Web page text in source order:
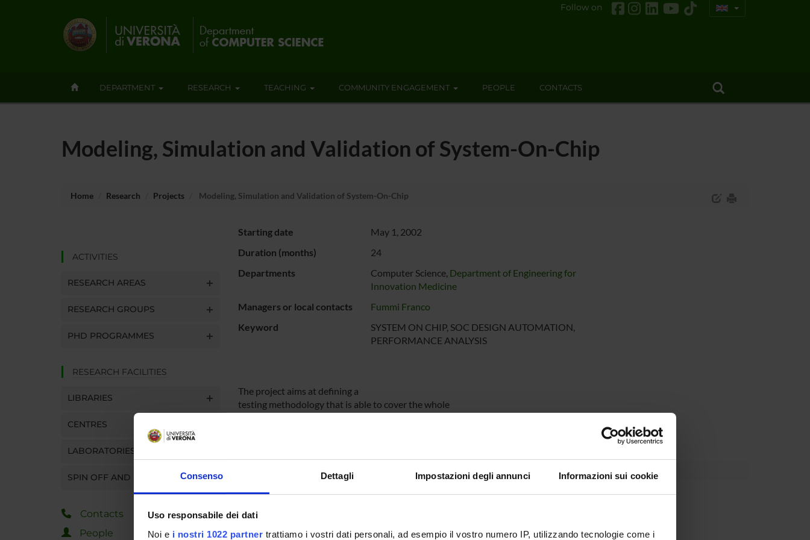
Consenso Dettagli Impostazioni degli annunci Informazioni sui cookie
Uso responsabile dei dati
Noi e i nostri 1022 partner trattiamo i vostri dati personali, ad esempio il vostro numero IP, utilizzando tecnologie come i
Follow on
DEPARTMENT RESEARCH TEACHING COMMUNITY ENGAGEMENT PEOPLE CONTACTS
Modeling, Simulation and Validation of System-On-Chip
Home Research Projects Modeling, Simulation and Validation of System-On-Chip
ACTIVITIES
RESEARCH AREAS
RESEARCH GROUPS
PHD PROGRAMMES
RESEARCH FACILITIES
LIBRARIES
CENTRES
LABORATORIES
SPIN OFF AND COMPANIES
Contacts
People
Starting date
May 1, 2002
Duration (months)
24
Departments
Computer Science, Department of Engineering for
Innovation Medicine
Managers or local contacts
Fummi Franco
Keyword
SYSTEM ON CHIP, SOC DESIGN AUTOMATION,
PERFORMANCE ANALYSIS
The project aims at defining a
testing methodology that is able to cover the whole
Ministero dell'Istruzione
Ricerca
Funds:assigned and managed by the department